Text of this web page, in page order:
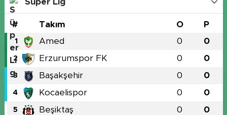
Süper Lig
# Takım O P
1 Amed 0 0
2 Erzurumspor FK 0 0
3 Başakşehir 0 0
4 Kocaelispor 0 0
5 Beşiktaş 0 0